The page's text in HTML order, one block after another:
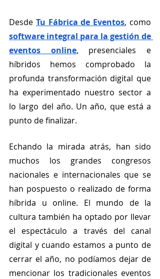
Desde Tu Fábrica de Eventos
software integral para la gestión de
eventos online, presenciales e
híbridos hemos comprobado la
profunda transformación digital que
ha experimentado nuestro sector a
lo largo del año. Un año, que está a
punto de finalizar.
Echando la mirada atrás, han sido
muchos los grandes congresos
nacionales e internacionales que se
han pospuesto o realizado de forma
híbrida u online. El mundo de la
cultura también ha optado por llevar
el espectáculo a través del canal
digital y cuando estamos a punto de
cerrar el año, no podíamos dejar de
mencionar los tradicionales eventos